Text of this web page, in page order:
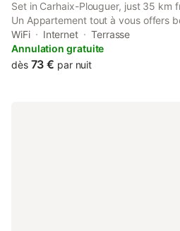
Set in Carhaix-Plouguer, just 35 km
Un Appartement tout à vous offers
with a private beach area, a terrace
WiFi Internet
Terrasse
Annulation gratuite
dès 73 € par nuit